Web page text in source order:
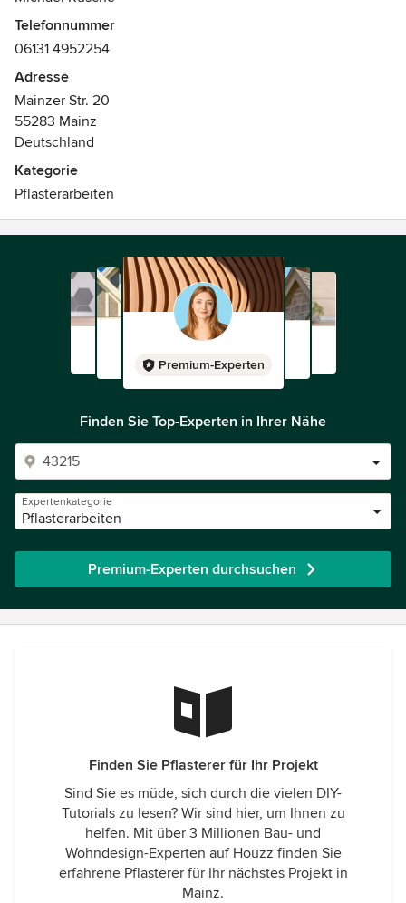
Telefonnummer
06131 4952254
Adresse
Mainzer Str. 20
55283 Mainz
Deutschland
Kategorie
Pflasterarbeiten
Premium-Experten
Finden Sie Top-Experten in Ihrer Nähe
Expertenkategorie
Pflasterarbeiten
Premium-Experten durchsuchen
Finden Sie Pflasterer für Ihr Projekt
Sind Sie es müde, sich durch die vielen DIY-
Tutorials zu lesen? Wir sind hier, um Ihnen zu
helfen. Mit über 3 Millionen Bau- und
Wohndesign-Experten auf Houzz finden Sie
erfahrene Pflasterer für Ihr nächstes Projekt in
Mainz.